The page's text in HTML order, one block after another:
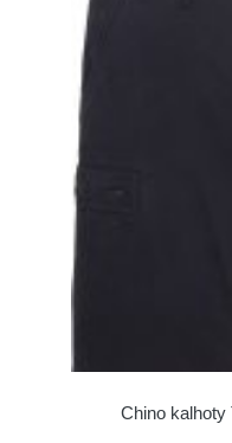
Chino kalhoty